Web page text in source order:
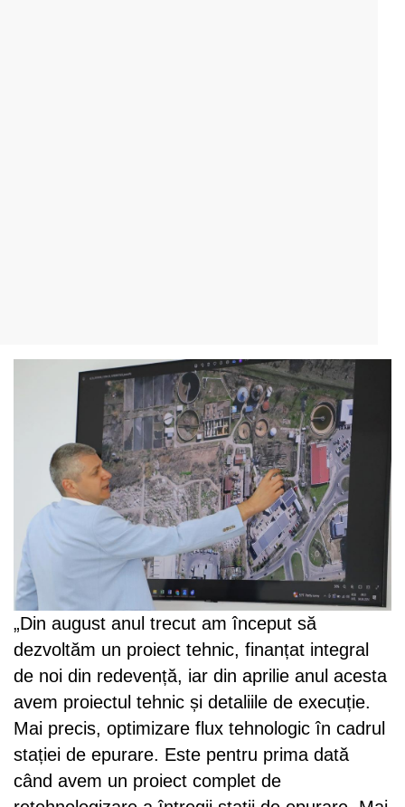
„Din august anul trecut am început să
dezvoltăm un proiect tehnic, finanțat integral
de noi din redevență, iar din aprilie anul acesta
avem proiectul tehnic și detaliile de execuție.
Mai precis, optimizare flux tehnologic în cadrul
stației de epurare. Este pentru prima dată
când avem un proiect complet de